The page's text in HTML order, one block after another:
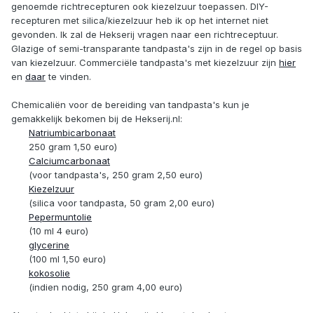
genoemde richtrecepturen ook kiezelzuur toepassen. DIY-
recepturen met silica/kiezelzuur heb ik op het internet niet
gevonden. Ik zal de Hekserij vragen naar een richtreceptuur.
Glazige of semi-transparante tandpasta's zijn in de regel op basis
van kiezelzuur. Commerciële tandpasta's met kiezelzuur zijn hier
en daarte vinden.
Chemicaliën voor de bereiding van tandpasta's kun je
gemakkelijk bekomen bij de Hekserij.nl:
Natriumbicarbonaat
250 gram 1,50 euro)
Calciumcarbonaat
(voor tandpasta's, 250 gram 2,50 euro)
Kiezelzuur
(silica voor tandpasta, 50 gram 2,00 euro)
Pepermuntolie
(10 ml 4 euro)
glycerine
(100 ml 1,50 euro)
kokosolie
(indien nodig, 250 gram 4,00 euro)